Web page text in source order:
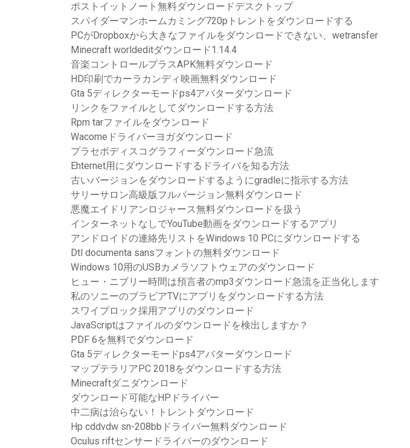
ポストイットノート無料ダウンロードデスクトップ
スパイダーマンホームカミング720pトレントをダウンロードする
PCがDropboxから大きなファイルをダウンロードできない、wetransfer
Minecraft worldeditダウンロード1.14.4
音楽コントロールプラスAPK無料ダウンロード
HD印刷でカーラカンディ映画無料ダウンロード
Gta 5ディレクターモードps4アバターダウンロード
リンクをファイルとしてダウンロードする方法
Rpm tarファイルをダウンロード
Wacomeドライバーヨガダウンロード
プラセボディスコグラフィーダウンロード急流
Ehternet用にダウンロードするドライバを知る方法
古いバージョンをダウンロードするようにgradleに指示する方法
サリーサロン高級版フルバージョン無料ダウンロード
悪魔エイドリアンロジャース無料ダウンロードを扱う
インターネットなしでYouTube動画をダウンロードするアプリ
アンドロイドの連絡先リストをWindows 10 PCにダウンロードする
Dtl documenta sansフォントの無料ダウンロード
Windows 10用のUSBカメラソフトウェアのダウンロード
ヒュー・ニブリー時間は預言者のmp3ダウンロード急流を正当化します
私のソニーのブラビアTVにアプリをダウンロードする方法
スワイプロック採用アプリのダウンロード
JavaScriptはファイルのダウンロードを検出しますか？
PDF 6を無料でダウンロード
Gta 5ディレクターモードps4アバターダウンロード
マップテラリアPC 2018をダウンロードする方法
Minecraftダニダウンロード
ダウンロード可能なHPドライバー
中二病は治らない！トレントダウンロード
Hp cddvdw sn-208bbドライバー無料ダウンロード
Oculus riftセンサードライバーのダウンロード